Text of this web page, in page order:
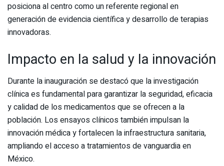
posiciona al centro como un referente regional en
generación de evidencia científica y desarrollo de terapias
innovadoras.
Impacto en la salud y la innovación
Durante la inauguración se destacó que la investigación
clínica es fundamental para garantizar la seguridad, eficacia
y calidad de los medicamentos que se ofrecen a la
población. Los ensayos clínicos también impulsan la
innovación médica y fortalecen la infraestructura sanitaria,
ampliando el acceso a tratamientos de vanguardia en
México.